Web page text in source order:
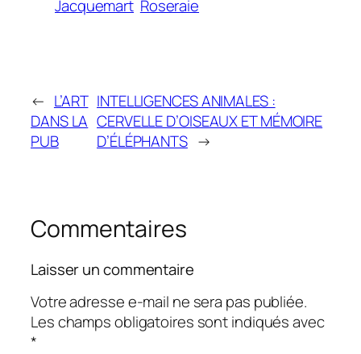
Jacquemart Roseraie
← L’ART
DANS LA
PUB
INTELLIGENCES ANIMALES :
CERVELLE D’OISEAUX ET MÉMOIRE
D’ÉLÉPHANTS →
Commentaires
Laisser un commentaire
Votre adresse e-mail ne sera pas publiée.
Les champs obligatoires sont indiqués avec
*